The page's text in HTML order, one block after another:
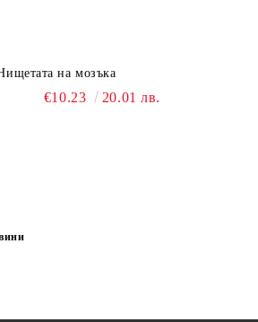
на мозъка
€10.23 20.01 лв.